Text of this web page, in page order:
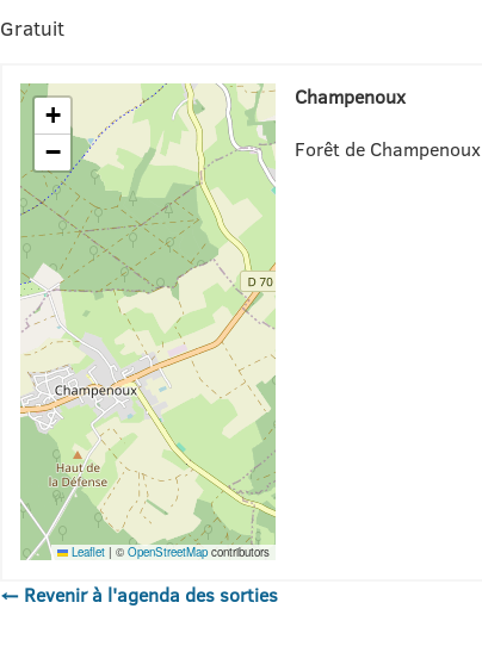
Gratuit
+
−
Leaflet | ©OpenStreetMapcontributors
Champenoux
Forêt de Champenoux
← Revenir à l'agenda des sorties